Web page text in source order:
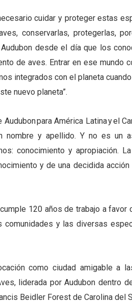
cuidar y proteger estas
conservarlas, protegerlas,
desde el día que los
de aves. Entrar en ese mundo
integrados con el planeta
nuevo planeta”.
para América Latina y el
nombre y apellido. Y no es un
conocimiento y apropiación.
y de una decidida
120 años de trabajo a
comunidades y las diversas
como ciudad amigable
liderada por Audubon dentro
Beidler Forest de Carolina del